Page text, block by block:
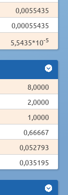
0,0055435
0,00055435
5,5435*10-5
8,0000
2,0000
1,0000
0,66667
0,052793
0,035195